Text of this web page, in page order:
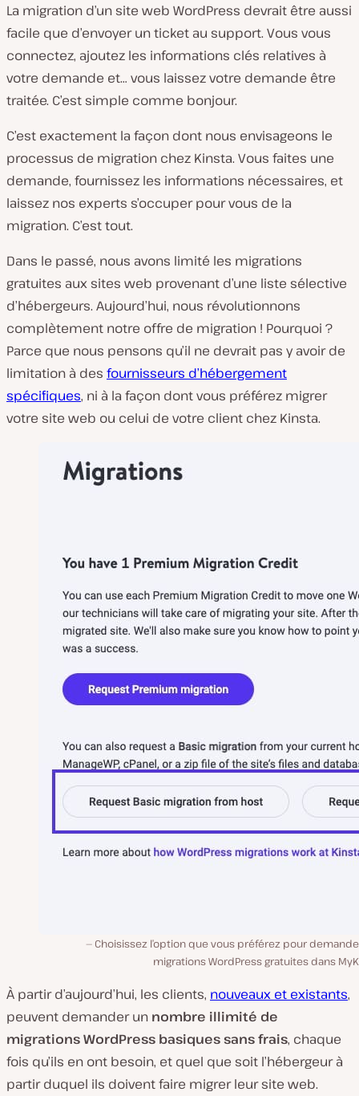
La migration d’un site web WordPress devrait être aussi
facile que d’envoyer un ticket au support. Vous vous
connectez, ajoutez les informations clés relatives à
votre demande et… vous laissez votre demande être
traitée. C’est simple comme bonjour.
C’est exactement la façon dont nous envisageons le
processus de migration chez Kinsta. Vous faites une
demande, fournissez les informations nécessaires, et
laissez nos experts s’occuper pour vous de la
migration. C’est tout.
Dans le passé, nous avons limité les migrations
gratuites aux sites web provenant d’une liste sélective
d’hébergeurs. Aujourd’hui, nous révolutionnons
complètement notre offre de migration ! Pourquoi ?
Parce que nous pensons qu’il ne devrait pas y avoir de
limitation à des fournisseurs d’hébergement
spécifiques, ni à la façon dont vous préférez migrer
votre site web ou celui de votre client chez Kinsta.
Choisissez l’option que vous préférez pour
migrations WordPress gratuites dans
À partir d’aujourd’hui, les clients, nouveaux et existants,
peuvent demander un nombre illimité de
migrations WordPress basiques sans frais, chaque
fois qu’ils en ont besoin, et quel que soit l’hébergeur à
partir duquel ils doivent faire migrer leur site web.